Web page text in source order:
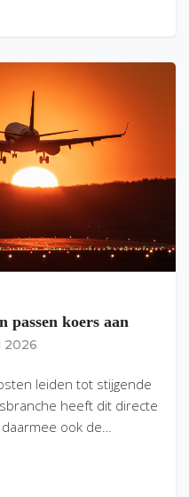
passen koers aan
2026
leiden tot stijgende
heeft dit directe
ook de…